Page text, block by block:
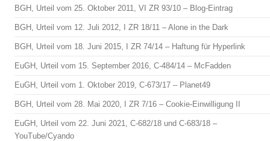
BGH, Urteil vom 25. Oktober 2011, VI ZR 93/10 – Blog-Eintrag
BGH, Urteil vom 12. Juli 2012, I ZR 18/11 – Alone in the Dark
BGH, Urteil vom 18. Juni 2015, I ZR 74/14 – Haftung für Hyperlink
EuGH, Urteil vom 15. September 2016, C-484/14 – McFadden
EuGH, Urteil vom 1. Oktober 2019, C-673/17 – Planet49
BGH, Urteil vom 28. Mai 2020, I ZR 7/16 – Cookie-Einwilligung II
EuGH, Urteil vom 22. Juni 2021, C-682/18 und C-683/18 –
YouTube/Cyando